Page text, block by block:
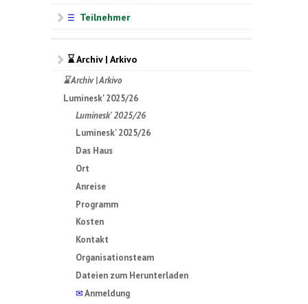
☰ Teilnehmer
⌛ Archiv | Arkivo
⌛ Archiv | Arkivo
Luminesk' 2025/26
Luminesk' 2025/26
Luminesk' 2025/26
Das Haus
Ort
Anreise
Programm
Kosten
Kontakt
Organisationsteam
Dateien zum Herunterladen
✉Anmeldung